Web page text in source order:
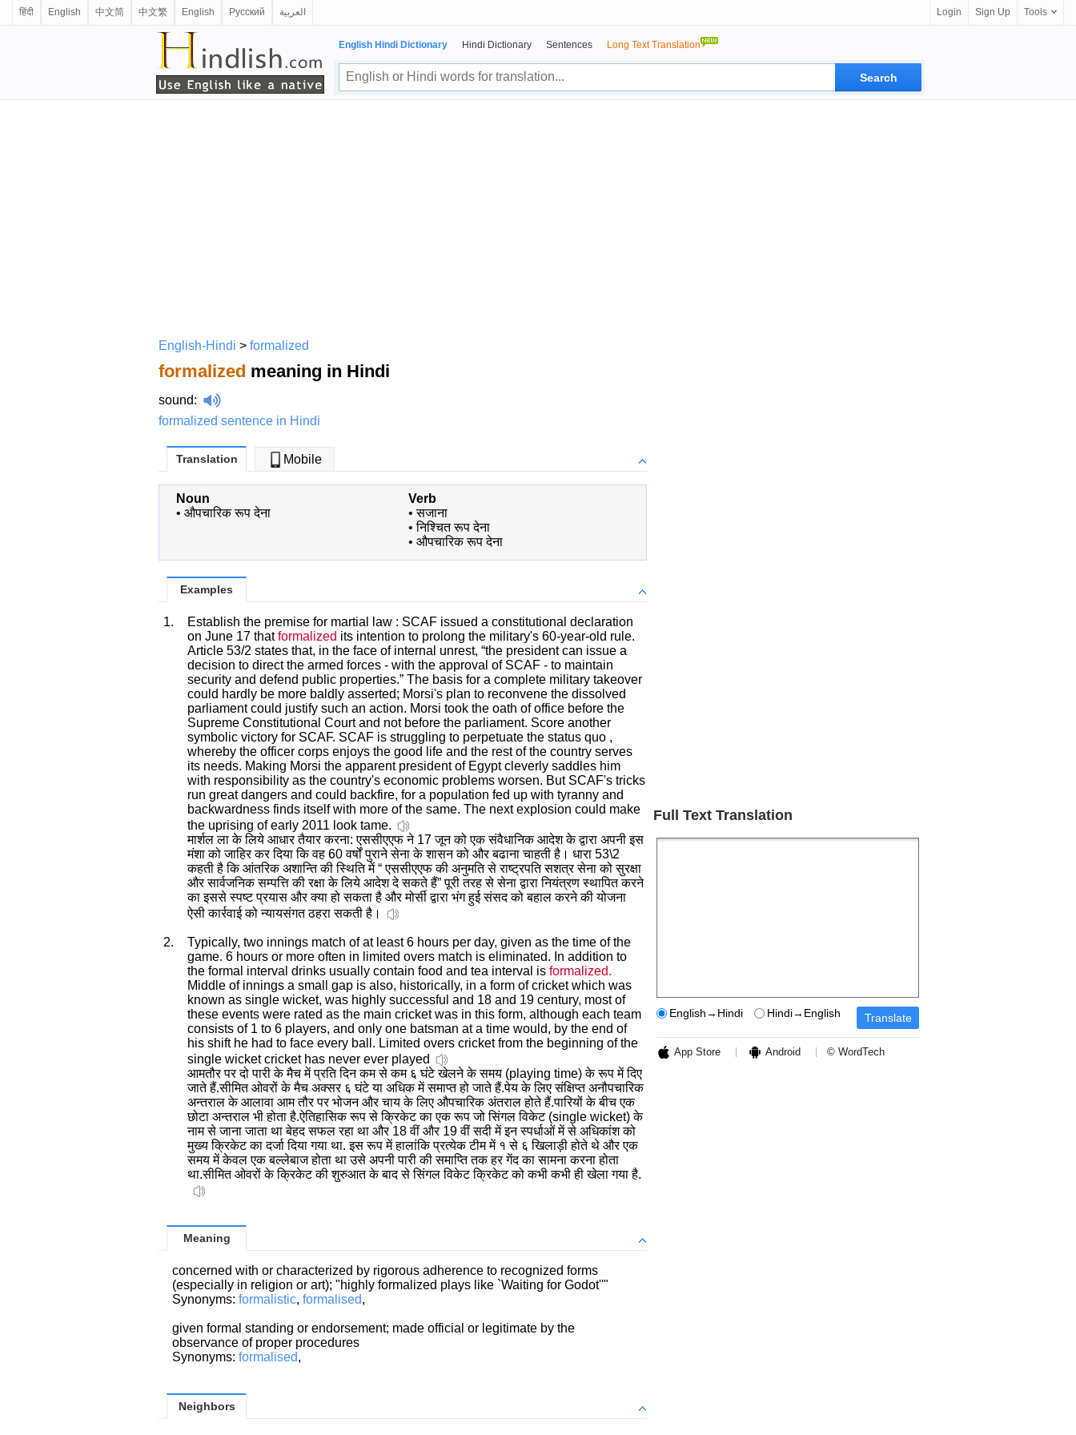
हिंदी English 中文简 中文繁 English Русский العربية Login Sign Up Tools
English Hindi Dictionary Hindi Dictionary Sentences Long Text Translation
English-Hindi > formalized
formalized meaning in Hindi
sound:
formalized sentence in Hindi
Translation Mobile
Noun
• औपचारिक रूप देना
Verb
•सजाना
•निश्चित रूप देना
• औपचारिक रूप देना
Examples
1.
Establish the premise for martial law : SCAF issued a constitutional declaration
on June 17 thatformalized its intention to prolong the military's 60-year-old rule.
Article 53/2 states that, in the face of internal unrest, “the president can issue a
decision to direct the armed forces - with the approval of SCAF - to maintain
security and defend public properties.” The basis for a complete military takeover
could hardly be more baldly asserted; Morsi's plan to reconvene the dissolved
parliament could justify such an action. Morsi took the oath of office before the
Supreme Constitutional Court and not before the parliament. Score another
symbolic victory for SCAF. SCAF is struggling to perpetuate the status quo ,
whereby the officer corps enjoys the good life and the rest of the country serves
its needs. Making Morsi the apparent president of Egypt cleverly saddles him
with responsibility as the country's economic problems worsen. But SCAF's tricks
run great dangers and could backfire, for a population fed up with tyranny and
backwardness finds itself with more of the same. The next explosion could make
the uprising of early 2011 look tame.
मार्शल ला के लिये आधार तैयार करना: एससीएएफ ने 17 जून को एक संवैधानिक आदेश के द्वारा अपनी इस
मंशा को जाहिर कर दिया कि वह 60 वर्षों पुराने सेना के शासन को और बढाना चाहती है। धारा 53\2
कहती है कि आंतरिक अशान्ति की स्थिति में “ एससीएएफ की अनुमति से राष्ट्रपति सशत्र सेना को सुरक्षा
और सार्वजनिक सम्पत्ति की रक्षा के लिये आदेश दे सकते हैं” पूरी तरह से सेना द्वारा नियंत्रण स्थापित करने
का इससे स्पष्ट प्रयास और क्या हो सकता है और मोर्सी द्वारा भंग हुई संसद को बहाल करने की योजना
ऐसी कार्रवाई को न्यायसंगत ठहरा सकती है।
2.
Typically, two innings match of at least 6 hours per day, given as the time of the
game. 6 hours or more often in limited overs match is eliminated. In addition to
the formal interval drinks usually contain food and tea interval is formalized.
Middle of innings a small gap is also, historically, in a form of cricket which was
known as single wicket, was highly successful and 18 and 19 century, most of
these events were rated as the main cricket was in this form, although each team
consists of 1 to 6 players, and only one batsman at a time would, by the end of
his shift he had to face every ball. Limited overs cricket from the beginning of the
single wicket cricket has never ever played
आमतौर पर दो पारी के मैच में प्रति दिन कम से कम ६ घंटे खेलने के समय (playing time) के रूप में दिए
जाते हैं.सीमित ओवरों के मैच अक्सर ६ घंटे या अधिक में समाप्त हो जाते हैं.पेय के लिए संक्षिप्त अनौपचारिक
अन्तराल के आलावा आम तौर पर भोजन और चाय के लिए औपचारिक अंतराल होते हैं.पारियों के बीच एक
छोटा अन्तराल भी होता है.ऐतिहासिक रूप से क्रिकेट का एक रूप जो सिंगल विकेट (single wicket) के
नाम से जाना जाता था बेहद सफल रहा था और 18 वीं और 19 वीं सदी में इन स्पर्धाओं में से अधिकांश को
मुख्य क्रिकेट का दर्जा दिया गया था. इस रूप में हालांकि प्रत्येक टीम में १ से ६ खिलाड़ी होते थे और एक
समय में केवल एक बल्लेबाज होता था उसे अपनी पारी की समाप्ति तक हर गेंद का सामना करना होता
था.सीमित ओवरों के क्रिकेट की शुरुआत के बाद से सिंगल विकेट क्रिकेट को कभी कभी ही खेला गया है.
Meaning
concerned with or characterized by rigorous adherence to recognized forms
(especially in religion or art); "highly formalized plays like `Waiting for Godot''"
Synonyms: formalistic, formalised,
given formal standing or endorsement; made official or legitimate by the
observance of proper procedures
Synonyms: formalised,
Neighbors
Full Text Translation
English→Hindi Hindi→English
App Store Android © WordTech